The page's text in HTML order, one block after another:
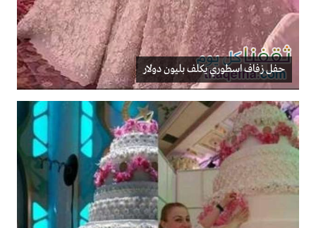
حفل زفاف اسطوري يكلف بليون دولار